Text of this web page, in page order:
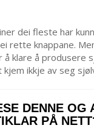
dei fleste har
rette knappane.
å klare å produsere
ikkje av seg
DENNE OG
PÅ